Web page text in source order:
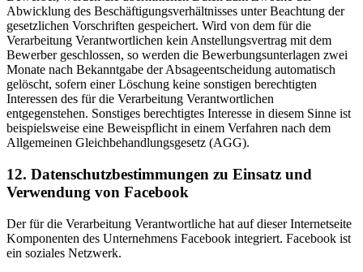
Abwicklung des Beschäftigungsverhältnisses unter Beachtung der
gesetzlichen Vorschriften gespeichert. Wird von dem für die
Verarbeitung Verantwortlichen kein Anstellungsvertrag mit dem
Bewerber geschlossen, so werden die Bewerbungsunterlagen zwei
Monate nach Bekanntgabe der Absageentscheidung automatisch
gelöscht, sofern einer Löschung keine sonstigen berechtigten
Interessen des für die Verarbeitung Verantwortlichen
entgegenstehen. Sonstiges berechtigtes Interesse in diesem Sinne ist
beispielsweise eine Beweispflicht in einem Verfahren nach dem
Allgemeinen Gleichbehandlungsgesetz (AGG).
12. Datenschutzbestimmungen zu Einsatz und
Verwendung von Facebook
Der für die Verarbeitung Verantwortliche hat auf dieser Internetseite
Komponenten des Unternehmens Facebook integriert. Facebook ist
ein soziales Netzwerk.